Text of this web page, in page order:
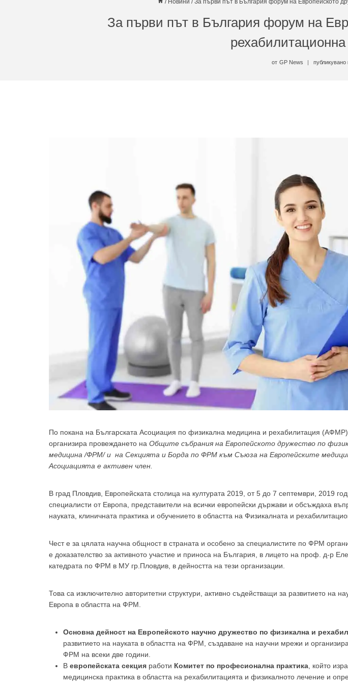
/ Новини / За първи път в България форум на Европейското
За първи път в България форум на
от GP News публикувано
По покана на Българската Асоциация по физикална медицина и рехабилитация
организира провеждането на Общите събрания на Европейското дружество по
медицина /ФРМ/ и на Секцията и Борда по ФРМ към Съюза на Европейските
Асоциацията е активен член.
В град Пловдив, Европейската столица на културата 2019, от 5 до 7 септември, 2019
специалисти от Европа, представители на всички европейски държави и обсъждаха
науката, клиничната практика и обучението в областта на Физикалната и
Чест е за цялата научна общност в страната и особено за специалистите по ФРМ
е доказателство за активното участие и приноса на България, в лицето на проф. д-р
катедрата по ФРМ в МУ гр.Пловдив, в дейността на тези организации.
Това са изключително авторитетни структури, активно съдействащи за развитието на
Европа в областта на ФРМ.
Основна дейност на Европейското научно дружество по физикална и
развитието на науката в областта на ФРМ, създаване на научни мрежи и
ФРМ на всеки две години.
В европейската секция работи Комитет по професионална практика , който
медицинска практика в областта на рехабилитацията и физикалното лечение и
GP
НОВИНИ ЗА
декларирате, че сте